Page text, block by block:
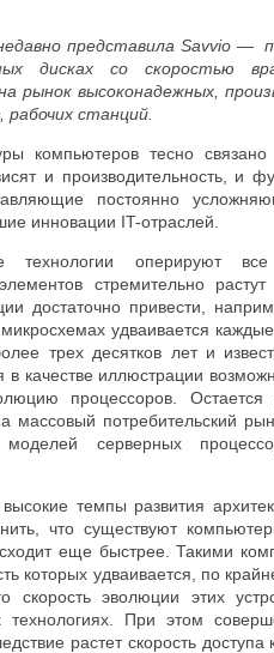
представила Savvio —
дисках со скоростью
рынок высоконадежных,
рабочих станций.
компьютеров тесно
и производительность, и
постоянно
инновации IT-отраслей.
технологии
стремительно
достаточно привести,
удваивается
трех десятков лет и
в качестве иллюстрации
процессоров.
массовый потребительский
моделей серверных
темпы развития
что существуют
еще быстрее. Такими
которых удваивается, по
скорость эволюции этих
технологиях. При этом
растет скорость